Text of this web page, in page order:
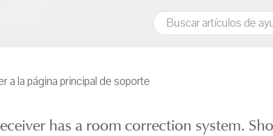
a la página principal de soporte
has a room correction system.